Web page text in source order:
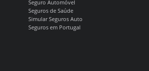
Seguro Automóvel
Seguros de Saúde
Simular Seguros Auto
Seguros em Portugal